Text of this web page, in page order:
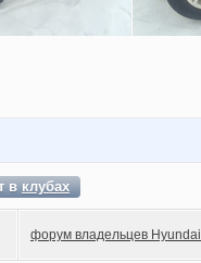
вклубах
форум владельцев Hyundai